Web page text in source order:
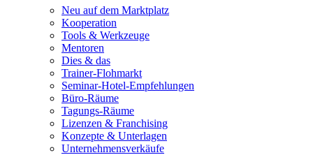
Neu auf dem Marktplatz
Kooperation
Tools & Werkzeuge
Mentoren
Dies & das
Trainer-Flohmarkt
Seminar-Hotel-Empfehlungen
Büro-Räume
Tagungs-Räume
Lizenzen & Franchising
Konzepte & Unterlagen
Unternehmensverkäufe